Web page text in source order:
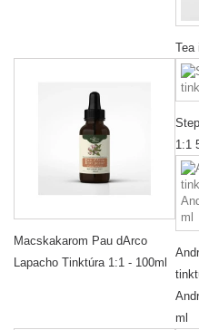
Tea
Macskakarom Pau dArco
Lapacho Tinktúra 1:1 - 100ml
1:1
ml